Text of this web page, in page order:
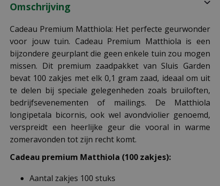
Omschrijving
Cadeau Premium Matthiola: Het perfecte geurwonder
voor jouw tuin. Cadeau Premium Matthiola is een
bijzondere geurplant die geen enkele tuin zou mogen
missen. Dit premium zaadpakket van Sluis Garden
bevat 100 zakjes met elk 0,1 gram zaad, ideaal om uit
te delen bij speciale gelegenheden zoals bruiloften,
bedrijfsevenementen of mailings. De Matthiola
longipetala bicornis, ook wel avondviolier genoemd,
verspreidt een heerlijke geur die vooral in warme
zomeravonden tot zijn recht komt.
Cadeau premium Matthiola (100 zakjes):
Aantal zakjes 100 stuks